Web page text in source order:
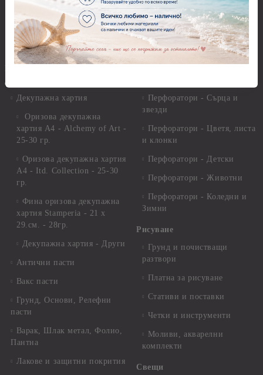
Самосъхнеща глина
Полимерна Глина
Приложни техники и
Декупаж
Декупажна хартия
Оризова декупажна
хартия А4 - Alchemy of Art -
25-30 гр.
Оризова декупажна хартия
А4 - Itd. Collection - 25-30
гр.
Фина оризова декупажна
хартия Stamperia - 21 х
29.см. - 28гр.
Декупажна хартия - Други
Антични пасти
Вакс пасти
Грунд, Основи, Релефни
пасти
Варак, Шлак метал, Фолио,
Пантна
Лакове и защитни покрития
Перфоратори над 2,50 см
Бордюрни пънчове
Ъглови перфоратори
Перфоратори - Сърца и
звезди
Перфоратори - Цветя, листа
и клонки
Перфоратори - Детски
Перфоратори - Животни
Перфоратори - Коледни и
Зимни
Рисуване
Грунд и почистващи
разтвори
Платна за рисуване
Стативи и поставки
Четки и инструменти
Моливи, акварелни
комплекти
Свещи